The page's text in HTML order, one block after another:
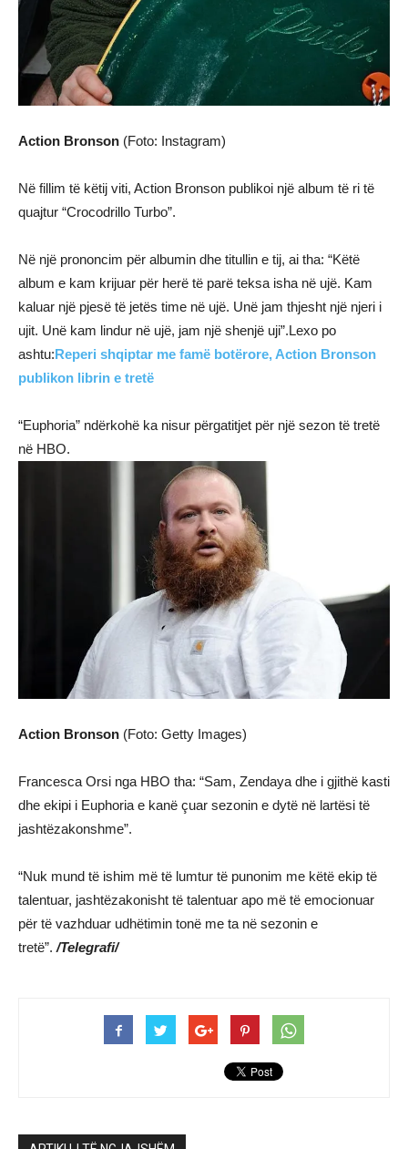
Action Bronson (Foto: Instagram)
Në fillim të këtij viti, Action Bronson publikoi një album të ri të
quajtur “Crocodrillo Turbo”.
Në një prononcim për albumin dhe titullin e tij, ai tha: “Këtë
album e kam krijuar për herë të parë teksa isha në ujë. Kam
kaluar një pjesë të jetës time në ujë. Unë jam thjesht një njeri i
ujit. Unë kam lindur në ujë, jam një shenjë uji”.Lexo po
ashtu:Reperi shqiptar me famë botërore, Action Bronson
publikon librin e tretë
“Euphoria” ndërkohë ka nisur përgatitjet për një sezon të tretë
në HBO.
Action Bronson (Foto: Getty Images)
Francesca Orsi nga HBO tha: “Sam, Zendaya dhe i gjithë kasti
dhe ekipi i Euphoria e kanë çuar sezonin e dytë në lartësi të
jashtëzakonshme”.
“Nuk mund të ishim më të lumtur të punonim me këtë ekip të
talentuar, jashtëzakonisht të talentuar apo më të emocionuar
për të vazhduar udhëtimin tonë me ta në sezonin e
tretë”. /Telegrafi/